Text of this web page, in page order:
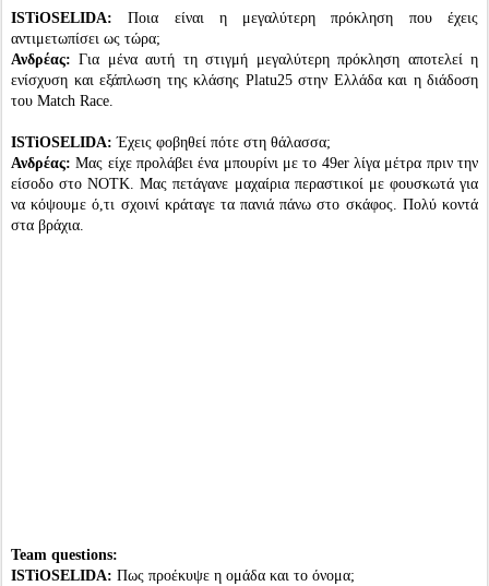
ISTiOSELIDA:Ποια είναι η μεγαλύτερη πρόκληση που έχεις
αντιμετωπίσει ως τώρα;
Ανδρέας: Για μένα αυτή τη στιγμή μεγαλύτερη πρόκληση αποτελεί η
ενίσχυση και εξάπλωση της κλάσης Platu25 στην Ελλάδα και η διάδοση
του Match Race.
ISTiOSELIDA:Έχεις φοβηθεί πότε στη θάλασσα;
Ανδρέας: Μας είχε προλάβει ένα μπουρίνι με το 49er λίγα μέτρα πριν την
είσοδο στο ΝΟΤΚ. Μας πετάγανε μαχαίρια περαστικοί με φουσκωτά για
να κόψουμε ό,τι σχοινί κράταγε τα πανιά πάνω στο σκάφος. Πολύ κοντά
στα βράχια.
Team questions:
ISTiOSELIDA: Πως προέκυψε η ομάδα και το όνομα;